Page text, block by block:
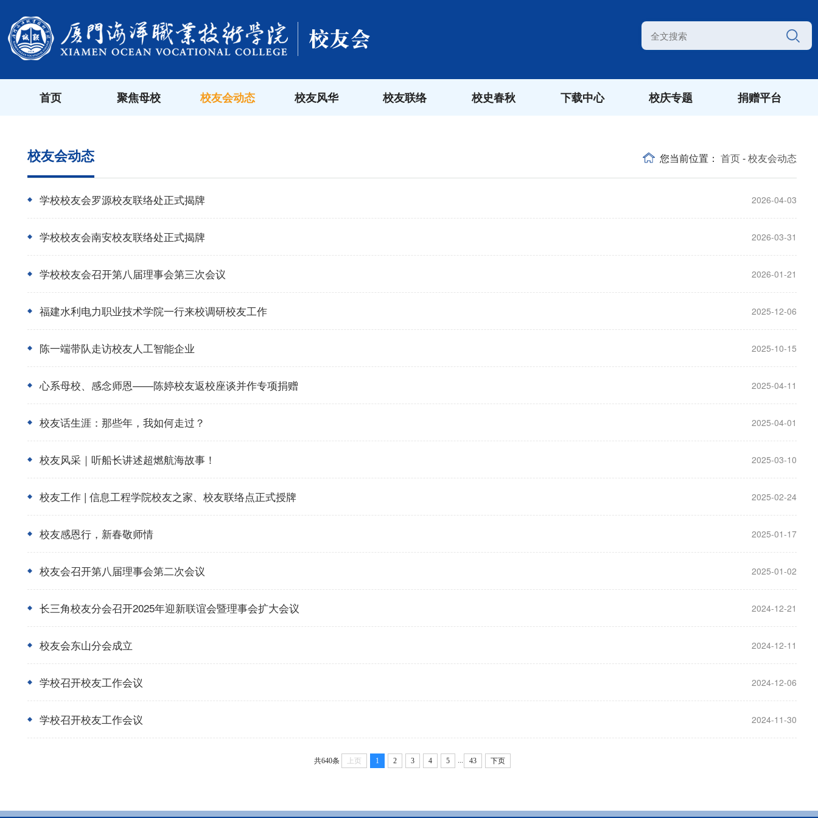
首页 聚焦母校 校友会动态 校友风华 校友联络 校史春秋 下载中心 校庆专题 捐赠平台
校友会动态 您当前位置： 首页-校友会动态
2026-04-03
学校校友会罗源校友联络处正式揭牌
2026-03-31
学校校友会南安校友联络处正式揭牌
2026-01-21
学校校友会召开第八届理事会第三次会议
2025-12-06
福建水利电力职业技术学院一行来校调研校友工作
2025-10-15
陈一端带队走访校友人工智能企业
2025-04-11
心系母校、感念师恩——陈婷校友返校座谈并作专项捐赠
2025-04-01
校友话生涯：那些年，我如何走过？
2025-03-10
校友风采｜听船长讲述超燃航海故事！
2025-02-24
校友工作 | 信息工程学院校友之家、校友联络点正式授牌
2025-01-17
校友感恩行，新春敬师情
2025-01-02
校友会召开第八届理事会第二次会议
2024-12-21
长三角校友分会召开2025年迎新联谊会暨理事会扩大会议
2024-12-11
校友会东山分会成立
2024-12-06
学校召开校友工作会议
2024-11-30
学校召开校友工作会议
共640条 上页 1 2 3 4 5 43 下页